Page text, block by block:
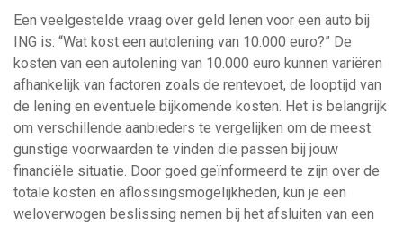
Een veelgestelde vraag over geld lenen voor een auto bij
ING is: “Wat kost een autolening van 10.000 euro?” De
kosten van een autolening van 10.000 euro kunnen variëren
afhankelijk van factoren zoals de rentevoet, de looptijd van
de lening en eventuele bijkomende kosten. Het is belangrijk
om verschillende aanbieders te vergelijken om de meest
gunstige voorwaarden te vinden die passen bij jouw
financiële situatie. Door goed geïnformeerd te zijn over de
totale kosten en aflossingsmogelijkheden, kun je een
weloverwogen beslissing nemen bij het afsluiten van een